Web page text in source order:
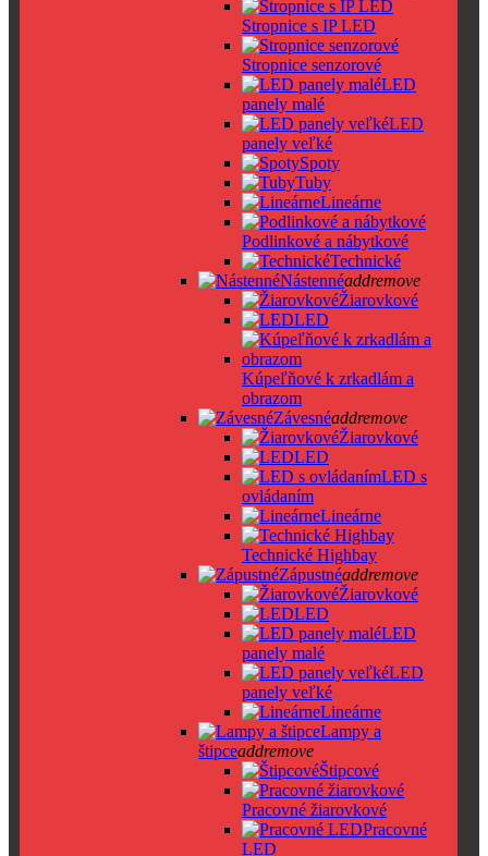
Stropnice s IP LED
Stropnice senzorové
LED
panely malé
LED
panely veľké
Spoty
Tuby
Lineárne
Podlinkové a nábytkové
Technické
Nástennéaddremove
Žiarovkové
LED
Kúpeľňové k zrkadlám a
obrazom
Závesnéaddremove
Žiarovkové
LED
LED s
ovládaním
Lineárne
Technické Highbay
Zápustnéaddremove
Žiarovkové
LED
LED
panely malé
LED
panely veľké
Lineárne
Lampy a
štipceaddremove
Štipcové
Pracovné žiarovkové
Pracovné
LED